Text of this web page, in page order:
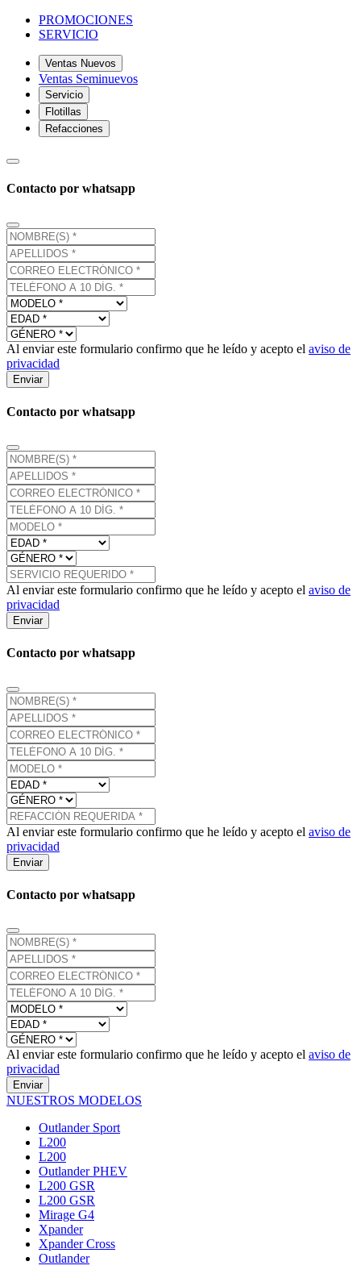
PROMOCIONES
SERVICIO
Ventas Nuevos
Ventas Seminuevos
Servicio
Flotillas
Refacciones
Contacto por whatsapp
Al enviar este formulario confirmo que he leído y acepto el aviso de
privacidad
Enviar
Contacto por whatsapp
Al enviar este formulario confirmo que he leído y acepto el aviso de
privacidad
Enviar
Contacto por whatsapp
Al enviar este formulario confirmo que he leído y acepto el aviso de
privacidad
Enviar
Contacto por whatsapp
Al enviar este formulario confirmo que he leído y acepto el aviso de
privacidad
Enviar
NUESTROS MODELOS
Outlander Sport
L200
L200
Outlander PHEV
L200 GSR
L200 GSR
Mirage G4
Xpander
Xpander Cross
Outlander